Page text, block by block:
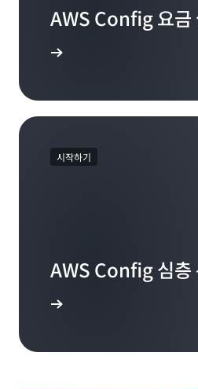
AWS Config 요금
시작하기
AWS Config 심층